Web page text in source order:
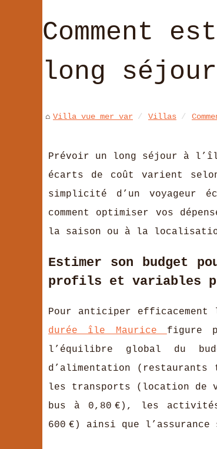
Comment
long
Villa vue mer var Villas
Prévoir un long séjour à
écarts de coût varient
simplicité d’un voyageur
comment optimiser vos
la saison ou à la
Estimer son budget
profils et variables
Pour anticiper
durée île Maurice figure
l’équilibre global du
d’alimentation
les transports (location de
bus à 0,80 €), les
600 €) ainsi que l’assurance